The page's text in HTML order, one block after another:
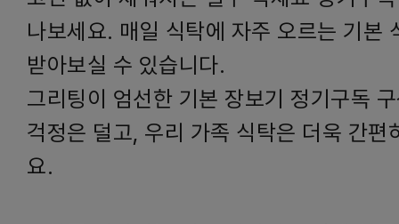
나보세요. 매일 식탁에 자주 오르는 기본
받아보실 수 있습니다.
그리팅이 엄선한 기본 장보기 정기구독
걱정은 덜고, 우리 가족 식탁은 더욱 간편
요.